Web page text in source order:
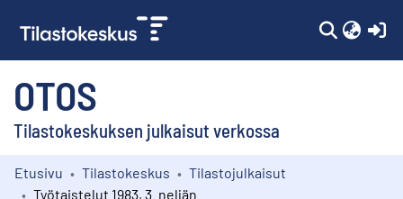
OTOS
Tilastokeskuksen julkaisut verkossa
Kokoelmat
Etusivu Tilastokeskus
Tilastojulkaisut